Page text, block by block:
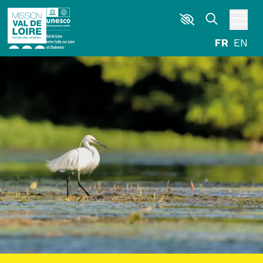
Aller au contenu principal
DÉCOUVRIR
ARPENTER
HABITER
AGENDA
ACTUALITÉS
RESSOURCES
ICONOTHÈQUE
LA MISSION VAL DE LOIRE
G La Garzette
Le journal le plus lu les pieds dans l'eau.